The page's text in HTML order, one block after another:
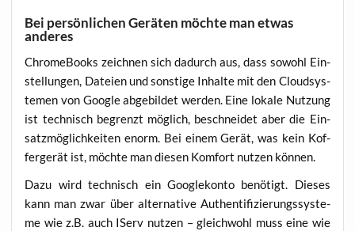
Bei persönlichen Geräten möchte man etwas
anderes
Chrome­Books zeich­nen sich dadurch aus, dass sowohl Ein­
stel­lun­gen, Datei­en und sons­ti­ge Inhal­te mit den Cloud­sys­
te­men von Goog­le abge­bil­det wer­den. Eine loka­le Nut­zung
ist tech­nisch begrenzt mög­lich, beschnei­det aber die Ein­
satz­mög­lich­kei­ten enorm. Bei einem Gerät, was kein Kof­
fer­ge­rät ist, möch­te man die­sen Kom­fort nut­zen können.
Dazu wird tech­nisch ein Goo­gle­kon­to benö­tigt. Die­ses
kann man zwar über alter­na­ti­ve Authen­ti­fi­zie­rungs­sys­te­
me wie z.B. auch IServ nut­zen – gleich­wohl muss eine wie